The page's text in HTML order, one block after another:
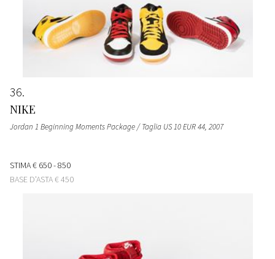
36
NIKE
Jordan 1 Beginning Moments Package / Taglia US 10 EUR 44, 2007
STIMA€ 650 - 850
BASE D'ASTA€ 450